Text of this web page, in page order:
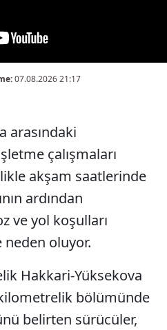
07.08.2026 21:17
arasındaki
çalışmaları
akşam saatlerinde
ardından
ve yol koşulları
oluyor.
Hakkari-Yüksekova
bölümünde
belirten sürücüler,